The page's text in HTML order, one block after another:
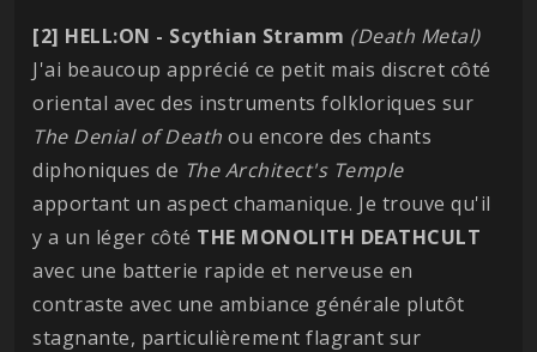
[2] HELL:ON - Scythian Stramm (Death Metal)
J'ai beaucoup apprécié ce petit mais discret côté
oriental avec des instruments folkloriques sur
The Denial of Death ou encore des chants
diphoniques de The Architect's Temple
apportant un aspect chamanique. Je trouve qu'il
y a un léger côté THE MONOLITH DEATHCULT
avec une batterie rapide et nerveuse en
contraste avec une ambiance générale plutôt
stagnante, particulièrement flagrant sur